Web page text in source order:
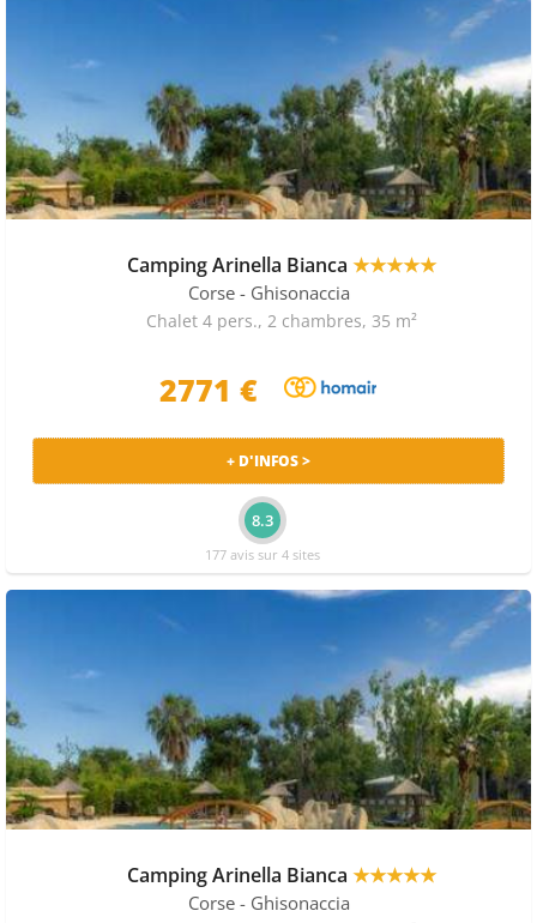
Camping Arinella Bianca ★★★★★
Corse - Ghisonaccia
Chalet 4 pers., 2 chambres, 35 m²
2771 €
+ D'INFOS >
8.3
177 avis sur 4 sites
Camping Arinella Bianca ★★★★★
Corse - Ghisonaccia